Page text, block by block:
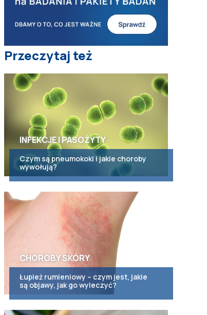
Przeczytaj też
INFEKCJE I PASOŻYTY
Czym są pneumokoki i jakie choroby
wywołują?
CHOROBY SKÓRY
Łupież rumieniowy – czym jest, jakie
są objawy, jak go wyleczyć?